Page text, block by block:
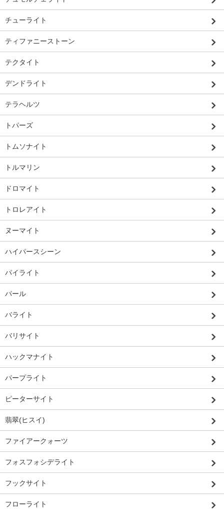
チューライト
ティファニーストーン
テクタイト
デンドライト
テラヘルツ
トパーズ
トムソナイト
トルマリン
ドロマイト
トロレアイト
ヌーマイト
ハイパースシーン
パイライト
パール
バライト
バリサイト
ハックマナイト
パープライト
ピーターサイト
翡翠(ヒスイ)
ファイアークォーツ
フォスフォシデライト
フックサイト
フローライト